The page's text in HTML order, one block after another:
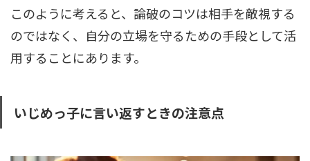
このように考えると、論破のコツは相手を敵視する
のではなく、自分の立場を守るための手段として活
用することにあります。
いじめっ子に言い返すときの注意点